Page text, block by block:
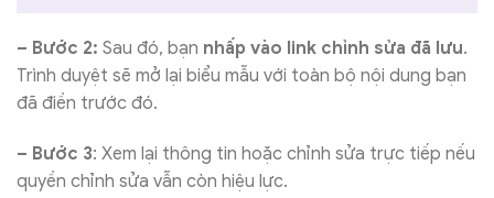
– Bước 2: Sau đó, bạn nhấp vào link chỉnh sửa đã lưu.
Trình duyệt sẽ mở lại biểu mẫu với toàn bộ nội dung bạn
đã điền trước đó.
– Bước 3: Xem lại thông tin hoặc chỉnh sửa trực tiếp nếu
quyền chỉnh sửa vẫn còn hiệu lực.